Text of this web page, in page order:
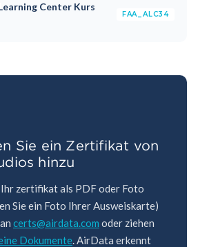
Center Kurs
FAA_ALC34
Sie ein Zertifikat von
hinzu
Ihr zertifikat als PDF oder Foto
Sie ein Foto Ihrer Ausweiskarte)
certs@airdata.com oder ziehen
Dokumente. AirData erkennt